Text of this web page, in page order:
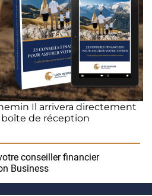
Il arrivera directement
de réception
conseiller financier
Business